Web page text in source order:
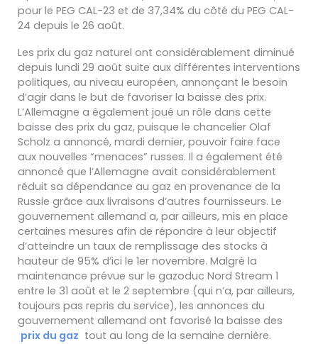
pour le PEG CAL-23 et de 37,34% du côté du PEG CAL-
24 depuis le 26 août.
Les prix du gaz naturel ont considérablement diminué
depuis lundi 29 août suite aux différentes interventions
politiques, au niveau européen, annonçant le besoin
d’agir dans le but de favoriser la baisse des prix.
L’Allemagne a également joué un rôle dans cette
baisse des prix du gaz, puisque le chancelier Olaf
Scholz a annoncé, mardi dernier, pouvoir faire face
aux nouvelles “menaces” russes. Il a également été
annoncé que l’Allemagne avait considérablement
réduit sa dépendance au gaz en provenance de la
Russie grâce aux livraisons d’autres fournisseurs. Le
gouvernement allemand a, par ailleurs, mis en place
certaines mesures afin de répondre à leur objectif
d’atteindre un taux de remplissage des stocks à
hauteur de 95% d’ici le 1er novembre. Malgré la
maintenance prévue sur le gazoduc Nord Stream 1
entre le 31 août et le 2 septembre (qui n’a, par ailleurs,
toujours pas repris du service), les annonces du
gouvernement allemand ont favorisé la baisse des
prix du gaz tout au long de la semaine dernière.